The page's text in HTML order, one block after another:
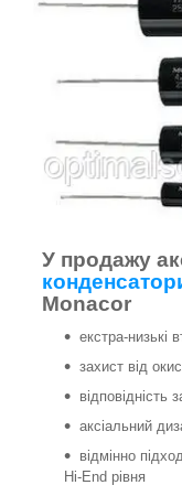
У продажу
Monacor
екстра-низькі
захист від
відповідність
аксіальний
відмінно
Hi-End рівня